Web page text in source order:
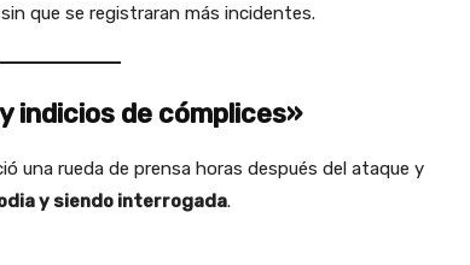
que se registraran más incidentes.
indicios de cómplices»
una rueda de prensa horas después del ataque y
y siendo interrogada.